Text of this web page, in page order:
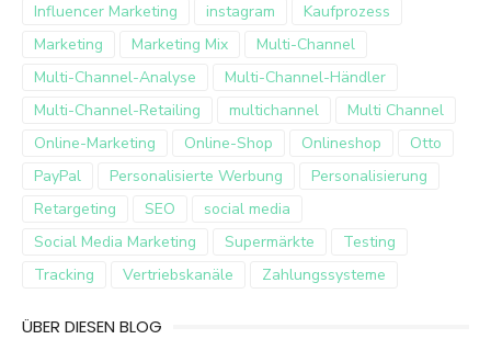
Influencer Marketing
instagram
Kaufprozess
Marketing
Marketing Mix
Multi-Channel
Multi-Channel-Analyse
Multi-Channel-Händler
Multi-Channel-Retailing
multichannel
Multi Channel
Online-Marketing
Online-Shop Onlineshop
Otto
PayPal
Personalisierte Werbung
Personalisierung
Retargeting
SEO
social media
Social Media Marketing
Supermärkte
Testing
Tracking
Vertriebskanäle Zahlungssysteme
ÜBER DIESEN BLOG